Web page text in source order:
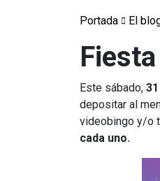
Portada El
Este sábado,
depositar al
videobingo y/o
cada uno.